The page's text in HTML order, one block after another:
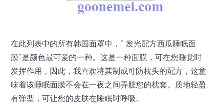
在此列表中的所有韩国面罩中，“ 发光配方西瓜睡眠面
膜”是颜色最可爱的一种。这是一种面膜，可在您睡觉时
发挥作用，因此，我喜欢将其制成可防枕头的配方，这意
味着该睡眠面膜不会在一夜之间弄脏您的枕套。质地轻盈
有弹型，可让您的皮肤在睡眠时呼吸。